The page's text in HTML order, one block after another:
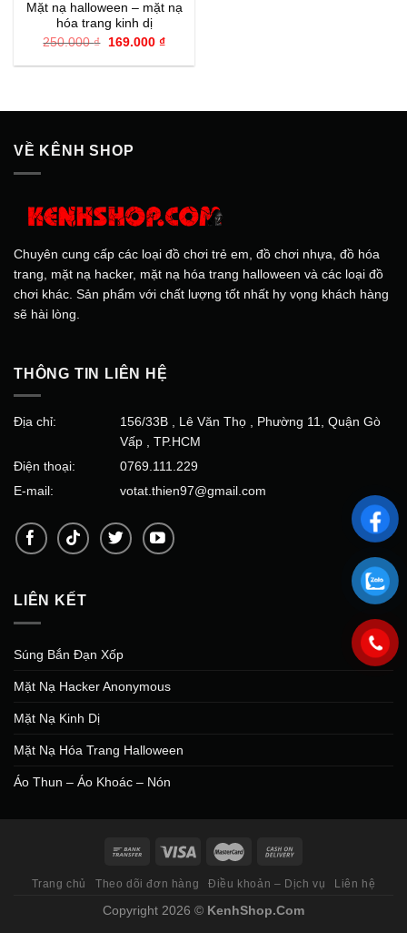
Mặt nạ halloween – mặt nạ
hóa trang kinh dị
250.000₫
Giá
là:
169.000 ₫Giá
tại
VỀ KÊNH SHOP
Chuyên cung cấp các loại đồ chơi trẻ em, đồ chơi nhựa, đồ hóa
trang, mặt nạ hacker, mặt nạ hóa trang halloween và các loại đồ
chơi khác. Sản phẩm với chất lượng tốt nhất hy vọng khách hàng
sẽ hài lòng.
THÔNG TIN LIÊN HỆ
Địa chỉ:
156/33B , Lê Văn Thọ , Phường 11, Quận Gò
Vấp , TP.HCM
Điện thoại:
0769.111.229
E-mail:
votat.thien97@gmail.com
LIÊN KẾT
Súng Bắn Đạn Xốp
Mặt Nạ Hacker Anonymous
Mặt Nạ Kinh Dị
Mặt Nạ Hóa Trang Halloween
Áo Thun – Áo Khoác – Nón
Trang chủ Theo dõi đơn hàng Điều khoản – Dịch vụ Liên hệ
Copyright 2026 © KenhShop.Com